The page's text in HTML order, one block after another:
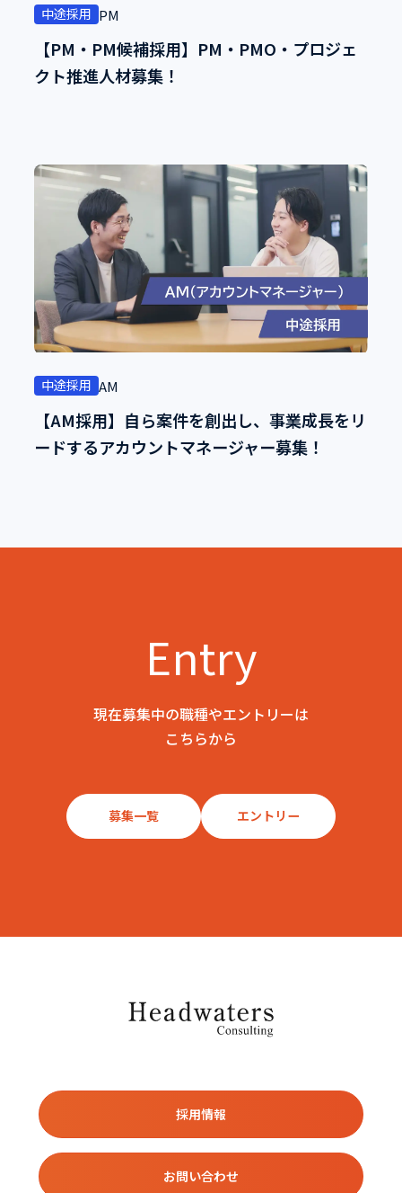
中途採用 PM
【PM・PM候補採用】PM・PMO・プロジェ
クト推進人材募集！
中途採用 AM
【AM採用】自ら案件を創出し、事業成長をリ
ードするアカウントマネージャー募集！
Entry
現在募集中の職種やエントリーは
こちらから
募集一覧 エントリー
採用情報
お問い合わせ